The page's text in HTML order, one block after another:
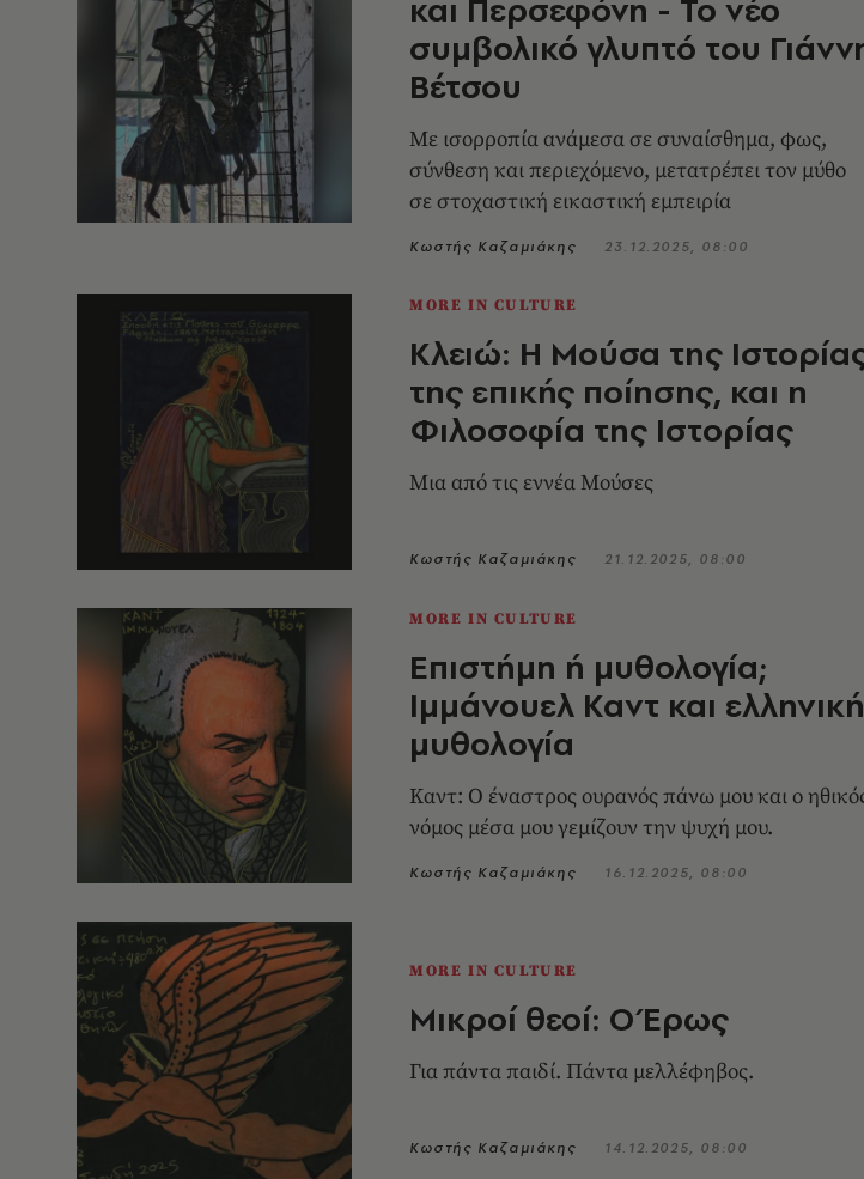
και Περσεφόνη - Το νέο
συμβολικό γλυπτό του
Βέτσου
Με ισορροπία ανάμεσα σε συναίσθημα, φως,
σύνθεση και περιεχόμενο, μετατρέπει τον μύθο
σε στοχαστική εικαστική εμπειρία
Κωστής Καζαμιάκης 23.12.2025, 08:00
MORE IN CULTURE
Κλειώ: Η Μούσα της
της επικής ποίησης, και η
Φιλοσοφία της Ιστορίας
Μια από τις εννέα Μούσες
Κωστής Καζαμιάκης 21.12.2025, 08:00
MORE IN CULTURE
Επιστήμη ή μυθολογία;
Ιμμάνουελ Καντ και ελληνική
μυθολογία
Καντ: Ο έναστρος ουρανός πάνω μου και ο
νόμος μέσα μου γεμίζουν την ψυχή μου.
Κωστής Καζαμιάκης 16.12.2025, 08:00
MORE IN CULTURE
Μικροί θεοί: Ο Έρως
Για πάντα παιδί. Πάντα μελλέφηβος.
Κωστής Καζαμιάκης 14.12.2025, 08:00